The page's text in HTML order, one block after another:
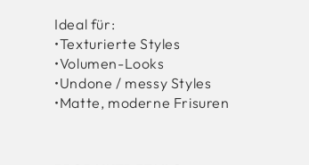
Ideal für:
•Texturierte Styles
•Volumen-Looks
•Undone / messy Styles
•Matte, moderne Frisuren